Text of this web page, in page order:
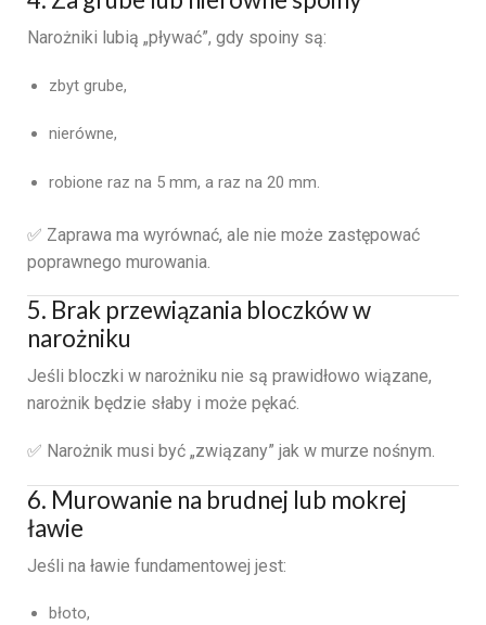
Narożniki lubią „pływać”, gdy spoiny są:
zbyt grube,
nierówne,
robione raz na 5 mm, a raz na 20 mm.
✅ Zaprawa ma wyrównać, ale nie może zastępować
poprawnego murowania.
5. Brak przewiązania bloczków w
narożniku
Jeśli bloczki w narożniku nie są prawidłowo wiązane,
narożnik będzie słaby i może pękać.
✅ Narożnik musi być „związany” jak w murze nośnym.
6. Murowanie na brudnej lub mokrej
ławie
Jeśli na ławie fundamentowej jest:
błoto,